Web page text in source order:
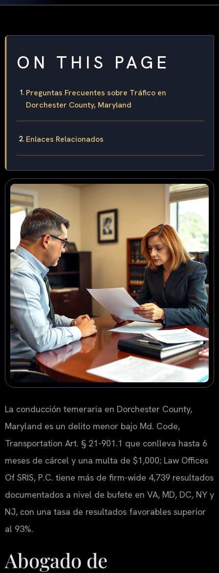
ON THIS PAGE
Preguntas Frecuentes sobre Tráfico en
Dorchester County, Maryland
Enlaces Relacionados
La conducción temeraria en Dorchester County,
Maryland es un delito menor bajo Md. Code,
Transportation Art. § 21-901.1 que conlleva hasta 6
meses de cárcel y una multa de $1,000; Law Offices
Of SRIS, P.C. tiene más de firm-wide 4,739 resultados
documentados a nivel de bufete en VA, MD, DC, NY y
NJ, con una tasa de resultados favorables superior
al 93%.
Abogado de